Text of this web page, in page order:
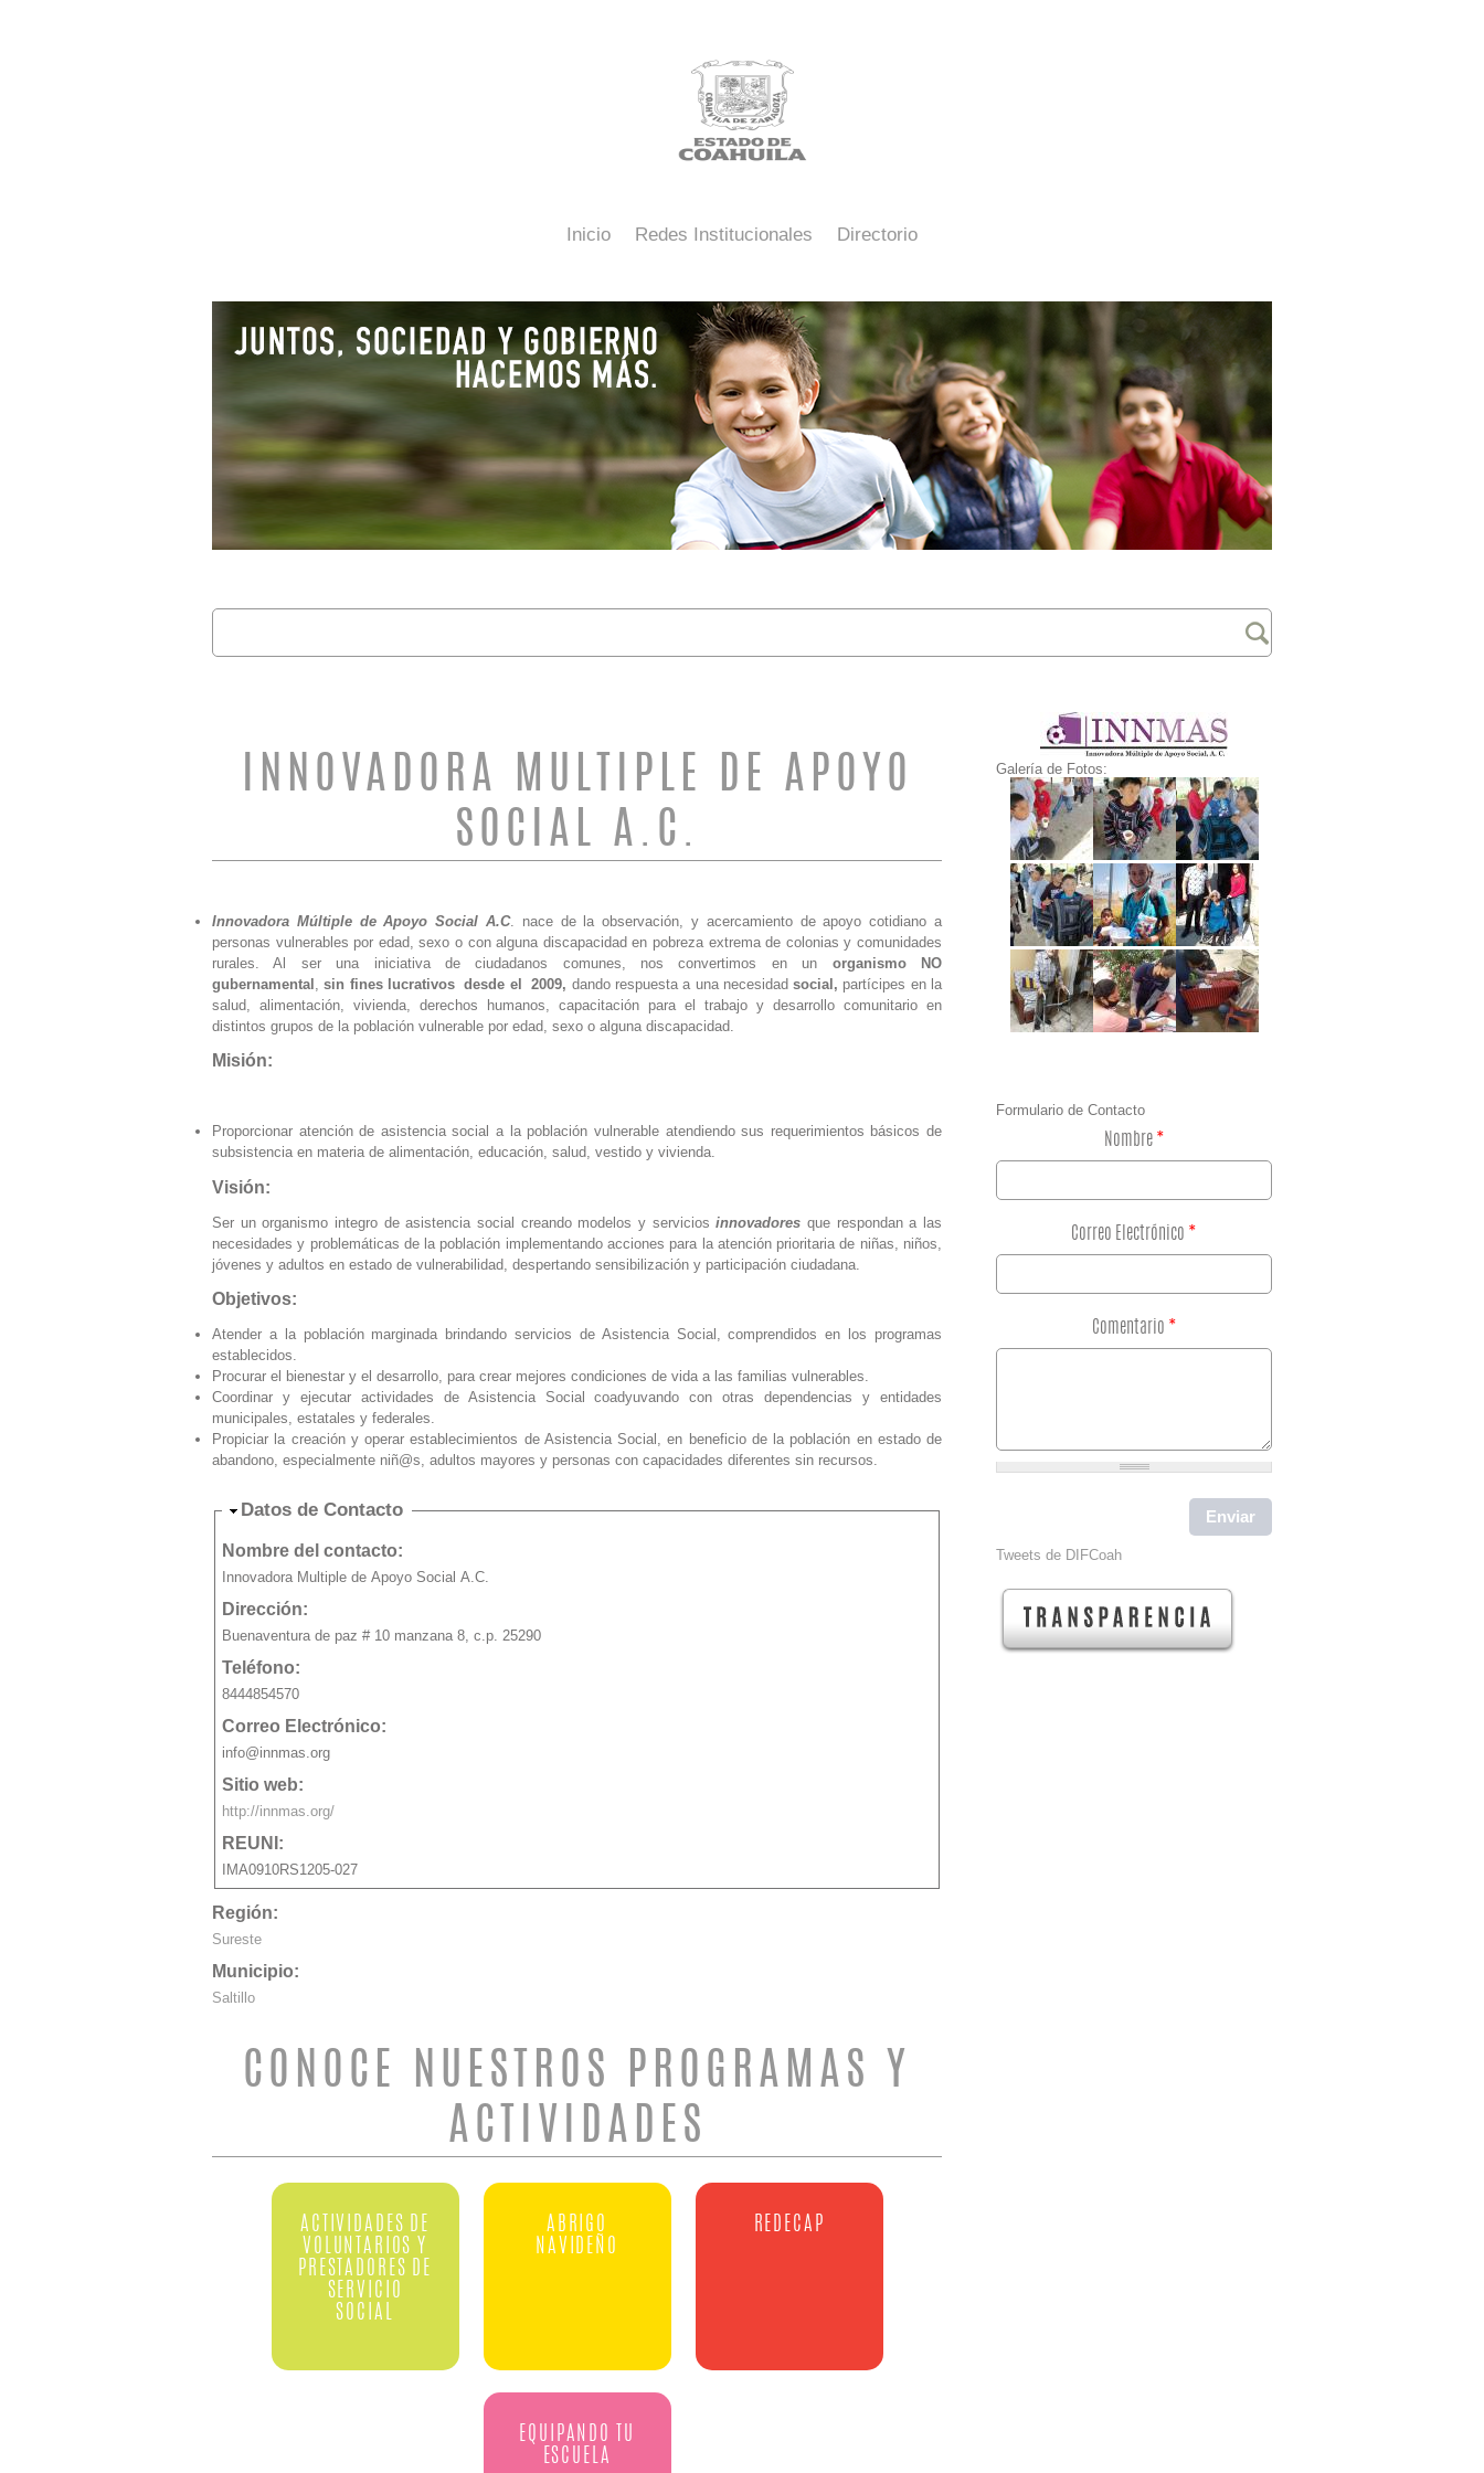
Inicio Redes Institucionales Directorio
Buscar
INNOVADORA MULTIPLE DE APOYO
SOCIAL A.C.
Innovadora Múltiple de Apoyo Social A.C. nace de la observación, y acercamiento de apoyo cotidiano a
personas vulnerables por edad, sexo o con alguna discapacidad en pobreza extrema de colonias y comunidades
rurales. Al ser una iniciativa de ciudadanos comunes, nos convertimos en un organismo NO
gubernamental sin fines lucrativos desde el 2009, dando respuesta a una necesidadsocial, partícipes en la
salud, alimentación, vivienda, derechos humanos, capacitación para el trabajo y desarrollo comunitario en
distintos grupos de la población vulnerable por edad, sexo o alguna discapacidad.
Misión:
Proporcionar atención de asistencia social a la población vulnerable atendiendo sus requerimientos básicos de
subsistencia en materia de alimentación, educación, salud, vestido y vivienda.
Visión:
Ser un organismo integro de asistencia social creando modelos y serviciosinnovadores que respondan a las
necesidades y problemáticas de la población implementando acciones para la atención prioritaria de niñas, niños,
jóvenes y adultos en estado de vulnerabilidad, despertando sensibilización y participación ciudadana.
Objetivos:
Atender a la población marginada brindando servicios de Asistencia Social, comprendidos en los programas
establecidos.
Procurar el bienestar y el desarrollo, para crear mejores condiciones de vida a las familias vulnerables.
Coordinar y ejecutar actividades de Asistencia Social coadyuvando con otras dependencias y entidades
municipales, estatales y federales.
Propiciar la creación y operar establecimientos de Asistencia Social, en beneficio de la población en estado de
abandono, especialmente niñ@s, adultos mayores y personas con capacidades diferentes sin recursos.
Ocultar
Datos de Contacto
Nombre del contacto:
Innovadora Multiple de Apoyo Social A.C.
Dirección:
Buenaventura de paz # 10 manzana 8, c.p. 25290
Teléfono:
8444854570
Correo Electrónico:
info@innmas.org
Sitio web:
http://innmas.org/
REUNI:
IMA0910RS1205-027
Región:
Sureste
Municipio:
Saltillo
CONOCE NUESTROS PROGRAMAS Y
ACTIVIDADES
ACTIVIDADES DE
VOLUNTARIOS Y
PRESTADORES DE
SERVICIO
SOCIAL
ABRIGO
NAVIDEÑO
REDECAP
EQUIPANDO TU
ESCUELA
Galería de Fotos:
Formulario de Contacto
Nombre *
Correo Electrónico *
Comentario *
Tweets de DIFCoah